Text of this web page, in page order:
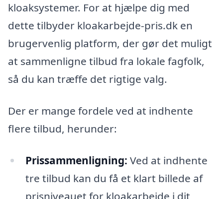
kloaksystemer. For at hjælpe dig med
dette tilbyder kloakarbejde-pris.dk en
brugervenlig platform, der gør det muligt
at sammenligne tilbud fra lokale fagfolk,
så du kan træffe det rigtige valg.
Der er mange fordele ved at indhente
flere tilbud, herunder:
Prissammenligning: Ved at indhente
tre tilbud kan du få et klart billede af
prisniveauet for kloakarbejde i dit